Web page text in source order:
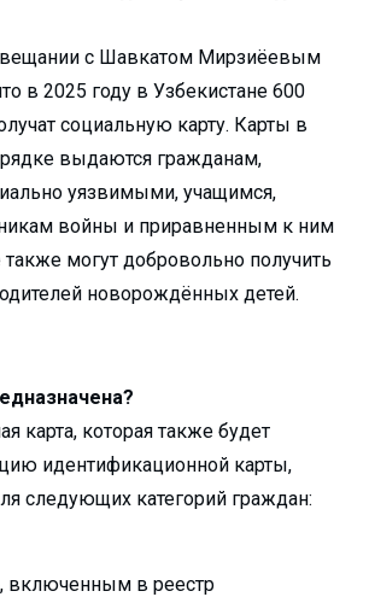
с Шавкатом Мирзиёевым
в 2025 году в Узбекистане 600
социальную карту. Карты в
выдаются гражданам,
уязвимыми, учащимся,
войны и приравненным к ним
могут добровольно получить
новорождённых детей.
карта, которая также будет
идентификационной карты,
следующих категорий граждан:
включенным в реестр